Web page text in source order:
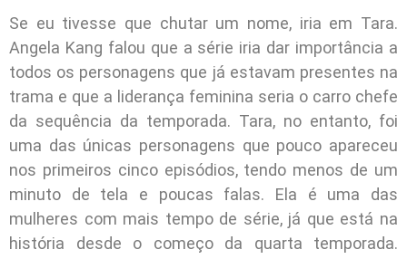
Se eu tivesse que chutar um nome, iria em Tara.
Angela Kang falou que a série iria dar importância a
todos os personagens que já estavam presentes na
trama e que a liderança feminina seria o carro chefe
da sequência da temporada. Tara, no entanto, foi
uma das únicas personagens que pouco apareceu
nos primeiros cinco episódios, tendo menos de um
minuto de tela e poucas falas. Ela é uma das
mulheres com mais tempo de série, já que está na
história desde o começo da quarta temporada.